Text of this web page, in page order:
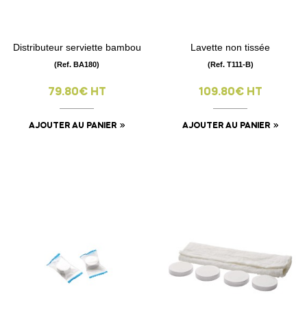
Distributeur serviette bambou
(Ref. BA180)
79.80€ HT
AJOUTER AU PANIER
Lavette non tissée
(Ref. T111-B)
109.80€ HT
AJOUTER AU PANIER